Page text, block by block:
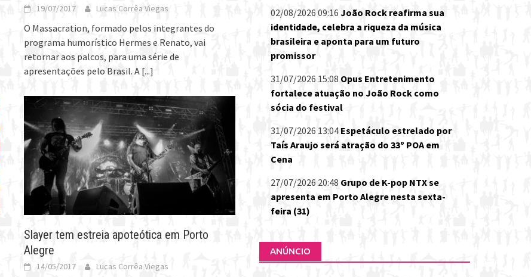
19/07/2017 Lucas Corrêa Viegas
O Massacration, formado pelos integrantes do
programa humorístico Hermes e Renato, vai
retornar aos palcos, para uma série de
apresentações pelo Brasil. A [...]
Slayer tem estreia apoteótica em Porto
Alegre
14/05/2017 Lucas Corrêa Viegas
02/08/2026 09:16 João Rock reafirma sua
identidade, celebra a riqueza da música
brasileira e aponta para um futuro
promissor
31/07/2026 15:08 Opus Entretenimento
fortalece atuação no João Rock como
sócia do festival
31/07/2026 13:04 Espetáculo estrelado por
Taís Araujo será atração do 33º POA em
Cena
27/07/2026 20:48 Grupo de K-pop NTX se
apresenta em Porto Alegre nesta sexta-
feira (31)
ANÚNCIO